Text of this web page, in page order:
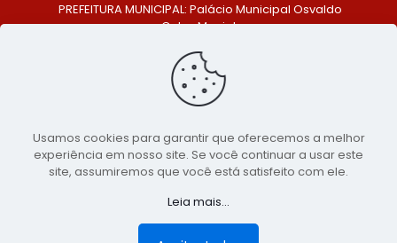
PREFEITURA MUNICIPAL: Palácio Municipal Osvaldo
Celso Maciel
Centro, São Bento do Una - PE. CEP: 553370-128
TELEFONE: (81) 99548-1569
E-MAIL: ouvidoria@saobentodouna.pe.gov.br
Copyright 2021-2026 - Assessoria de Comunicação da
Prefeitura de São Bento do Una - PE
publicidadeLumusWeb - Agência Digital
Usamos cookies para garantir que oferecemos a melhor
experiência em nosso site. Se você continuar a usar este
site, assumiremos que você está satisfeito com ele.
Leia mais...